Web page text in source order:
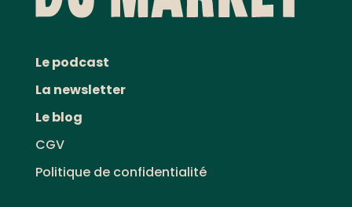
Le podcast
La newsletter
Le blog
CGV
Politique de confidentialité